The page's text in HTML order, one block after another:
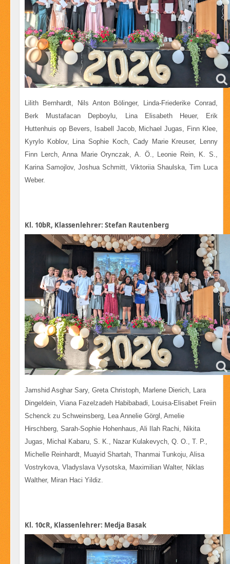
Lilith Bernhardt, Nils Anton Bölinger, Linda-Friederike Conrad,
Berk Mustafacan Depboylu, Lina Elisabeth Heuer, Erik
Huttenhuis op Bevers, Isabell Jacob, Michael Jugas, Finn Klee,
Kyrylo Koblov, Lina Sophie Koch, Cady Marie Kreuser, Lenny
Finn Lerch, Anna Marie Orynczak, A. Ö., Leonie Rein, K. S.,
Karina Samojlov, Joshua Schmitt, Viktoriia Shaulska, Tim Luca
Weber.
Kl. 10bR, Klassenlehrer: Stefan Rautenberg
Jamshid Asghar Sary, Greta Christoph, Marlene Dierich, Lara
Dingeldein, Viana Fazelzadeh Habibabadi, Louisa-Elisabet Freiin
Schenck zu Schweinsberg, Lea Annelie Görgl, Amelie
Hirschberg, Sarah-Sophie Hohenhaus, Ali Ilah Rachi, Nikita
Jugas, Michal Kabaru, S. K., Nazar Kulakevych, Q. O., T. P.,
Michelle Reinhardt, Muayid Shartah, Thanmai Tunkoju, Alisa
Vostrykova, Vladyslava Vysotska, Maximilian Walter, Niklas
Walther, Miran Haci Yildiz.
Kl. 10cR, Klassenlehrer: Medja Basak